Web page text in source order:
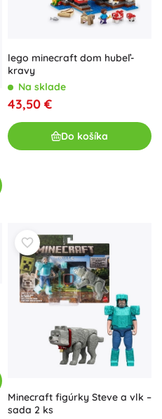
lego minecraft dom hubeľ-
kravy
Na sklade
43,50 €
Do košíka
Minecraft figúrky Steve a vlk –
sada 2 ks